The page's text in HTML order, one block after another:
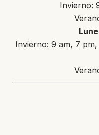
Invierno:
Invierno: 9 am, 7